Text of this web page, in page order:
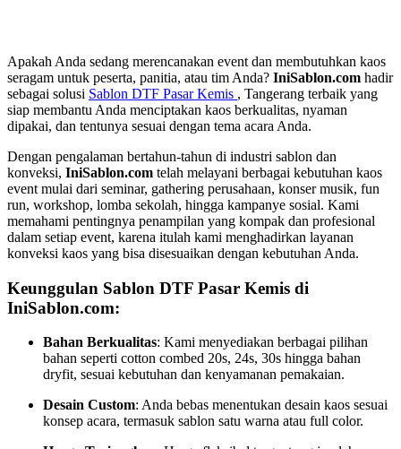
Apakah Anda sedang merencanakan event dan membutuhkan kaos
seragam untuk peserta, panitia, atau tim Anda? IniSablon.com hadir
sebagai solusi Sablon DTF Pasar Kemis , Tangerang terbaik yang
siap membantu Anda menciptakan kaos berkualitas, nyaman
dipakai, dan tentunya sesuai dengan tema acara Anda.
Dengan pengalaman bertahun-tahun di industri sablon dan
konveksi, IniSablon.com telah melayani berbagai kebutuhan kaos
event mulai dari seminar, gathering perusahaan, konser musik, fun
run, workshop, lomba sekolah, hingga kampanye sosial. Kami
memahami pentingnya penampilan yang kompak dan profesional
dalam setiap event, karena itulah kami menghadirkan layanan
konveksi kaos yang bisa disesuaikan dengan kebutuhan Anda.
Keunggulan Sablon DTF Pasar Kemis di
IniSablon.com:
Bahan Berkualitas: Kami menyediakan berbagai pilihan
bahan seperti cotton combed 20s, 24s, 30s hingga bahan
dryfit, sesuai kebutuhan dan kenyamanan pemakaian.
Desain Custom: Anda bebas menentukan desain kaos sesuai
konsep acara, termasuk sablon satu warna atau full color.